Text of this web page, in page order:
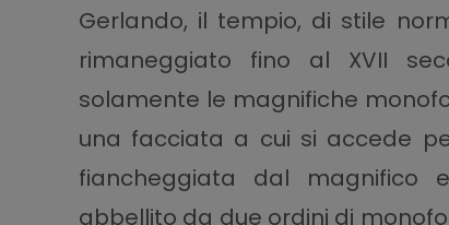
Gerlando, il tempio, di stile
rimaneggiato fino al XVII
solamente le magnifiche
una facciata a cui si accede
fiancheggiata dal magnifico
abbellito da due ordini di